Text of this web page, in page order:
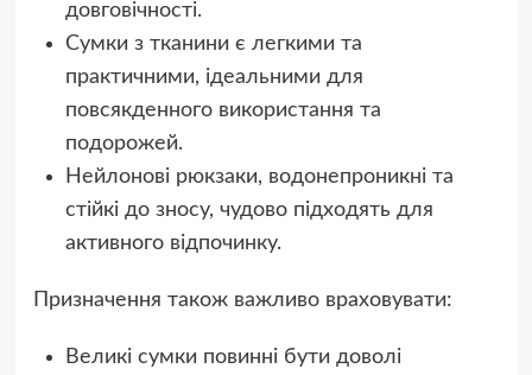
довговічності.
Сумки з тканини є легкими та
практичними, ідеальними для
повсякденного використання та
подорожей.
Нейлонові рюкзаки, водонепроникні та
стійкі до зносу, чудово підходять для
активного відпочинку.
Призначення також важливо враховувати:
Великі сумки повинні бути доволі